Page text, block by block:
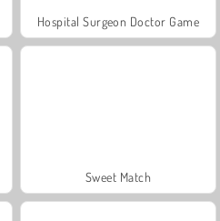
Hospital Surgeon Doctor Game
Sweet Match